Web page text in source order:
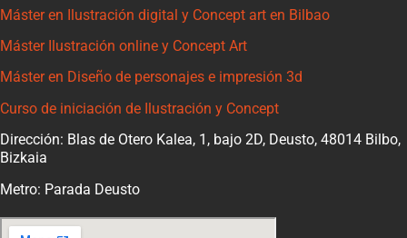
Máster en Ilustración digital y Concept art en Bilbao
Máster Ilustración online y Concept Art
Máster en Diseño de personajes e impresión 3d
Curso de iniciación de Ilustración y Concept
Dirección: Blas de Otero Kalea, 1, bajo 2D, Deusto, 48014 Bilbo,
Bizkaia
Metro: Parada Deusto